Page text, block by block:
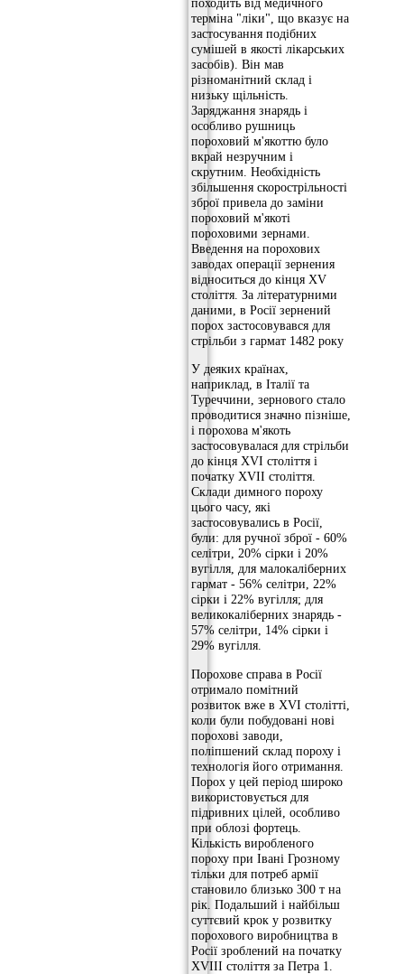
терміна "ліки", що вказує на
застосування подібних
сумішей в якості лікарських
засобів). Він мав
різноманітний склад і
низьку щільність.
Заряджання знарядь і
особливо рушниць
пороховий м'якоттю було
вкрай незручним і
скрутним. Необхідність
збільшення скорострільності
зброї привела до заміни
пороховий м'якоті
пороховими зернами.
Введення на порохових
заводах операції зернения
відноситься до кінця XV
століття. За літературними
даними, в Росії зернений
порох застосовувався для
стрільби з гармат 1482 року
У деяких країнах,
наприклад, в Італії та
Туреччини, зернового стало
проводитися значно пізніше,
і порохова м'якоть
застосовувалася для стрільби
до кінця XVI століття і
початку XVII століття.
Склади димного пороху
цього часу, які
застосовувались в Росії,
були: для ручної зброї - 60%
селітри, 20% сірки і 20%
вугілля, для малокаліберних
гармат - 56% селітри, 22%
сірки і 22% вугілля; для
великокаліберних знарядь -
57% селітри, 14% сірки і
29% вугілля.
Порохове справа в Росії
отримало помітний
розвиток вже в XVI столітті,
коли були побудовані нові
порохові заводи,
поліпшений склад пороху і
технологія його отримання.
Порох у цей період широко
використовується для
підривних цілей, особливо
при облозі фортець.
Кількість виробленого
пороху при Івані Грозному
тільки для потреб армії
становило близько 300 т на
рік. Подальший і найбільш
суттєвий крок у розвитку
порохового виробництва в
Росії зроблений на початку
XVIII століття за Петра 1.